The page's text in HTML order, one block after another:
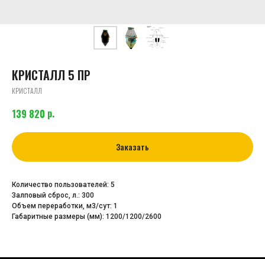
КРИСТАЛЛ 5 ПР
КРИСТАЛЛ
139 820 р.
Заказать
Количество пользователей: 5
Залповый сброс, л.: 300
Объем переработки, м3/сут: 1
Габаритные размеры (мм): 1200/1200/2600